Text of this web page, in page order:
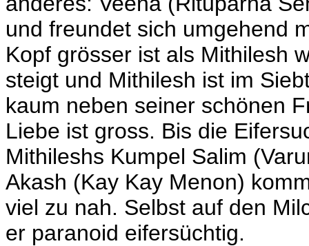
und freundet sich umgehend
Kopf grösser ist als Mithilesh
steigt und Mithilesh ist im
kaum neben seiner schönen
Liebe ist gross. Bis die
Mithileshs Kumpel Salim
Akash (Kay Kay Menon)
viel zu nah. Selbst auf den
er paranoid eifersüchtig.